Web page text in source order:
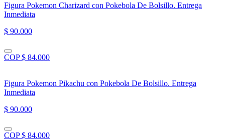
Figura Pokemon Charizard con Pokebola De Bolsillo. Entrega
Inmediata
$ 90.000
COP $ 84.000
Figura Pokemon Pikachu con Pokebola De Bolsillo. Entrega
Inmediata
$ 90.000
COP $ 84.000